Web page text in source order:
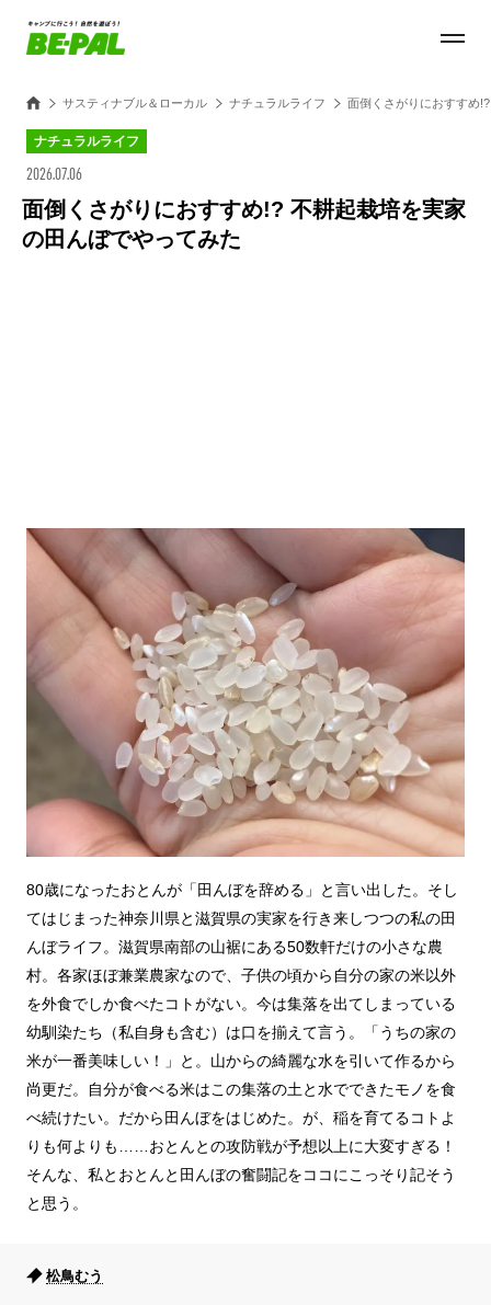
サスティナブル＆ローカル ナチュラルライフ 面倒くさがりにおすすめ
ナチュラルライフ
2026.07.06
面倒くさがりにおすすめ!? 不耕起栽培を実家
の田んぼでやってみた
80歳になったおとんが「田んぼを辞める」と言い出した。そし
てはじまった神奈川県と滋賀県の実家を行き来しつつの私の田
んぼライフ。滋賀県南部の山裾にある50数軒だけの小さな農
村。各家ほぼ兼業農家なので、子供の頃から自分の家の米以外
を外食でしか食べたコトがない。今は集落を出てしまっている
幼馴染たち（私自身も含む）は口を揃えて言う。「うちの家の
米が一番美味しい！」と。山からの綺麗な水を引いて作るから
尚更だ。自分が食べる米はこの集落の土と水でできたモノを食
べ続けたい。だから田んぼをはじめた。が、稲を育てるコトよ
りも何よりも……おとんとの攻防戦が予想以上に大変すぎる！
そんな、私とおとんと田んぼの奮闘記をココにこっそり記そう
と思う。
松鳥むう